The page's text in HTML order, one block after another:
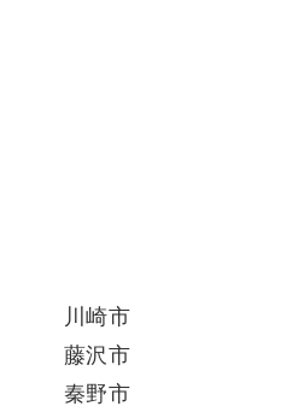
川崎市
藤沢市
秦野市